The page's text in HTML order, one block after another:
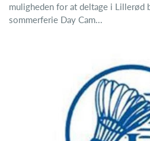
muligheden for at deltage i Lillerød
sommerferie Day Cam...